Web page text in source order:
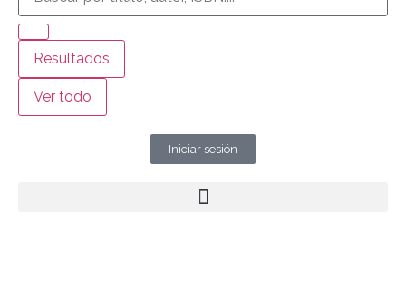
Resultados
Ver todo
Iniciar sesión